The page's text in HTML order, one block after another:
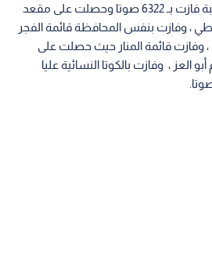
وبين البراري أن قائمة العقبة فازت بـ 6322 صوتا وحصلت على مقعد
، وفازت بنفس المحافظة قائمة الفجر
، وفازت قائمة المنار حيث حصلت على
أبو العز ، وفازت بالكوتا النسائية عليا